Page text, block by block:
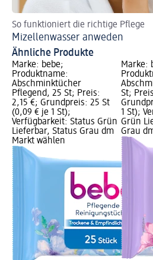
So funktioniert die richtige Pflege
Mizellenwasser anweden
Ähnliche Produkte
Marke: bebe;
Produktname:
Abschminktücher
Pflegend, 25 St; Preis:
2,15 €; Grundpreis: 25 St
(0,09 € je 1 St);
Verfügbarkeit: Status Grün
Lieferbar, Status Grau dm
Markt wählen
Marke:
St;
1 St);
Grün
Grau